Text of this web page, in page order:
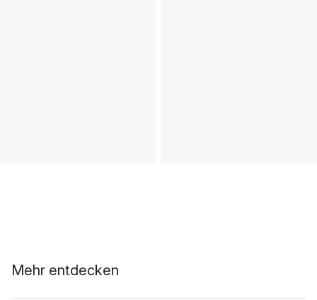
Mehr entdecken